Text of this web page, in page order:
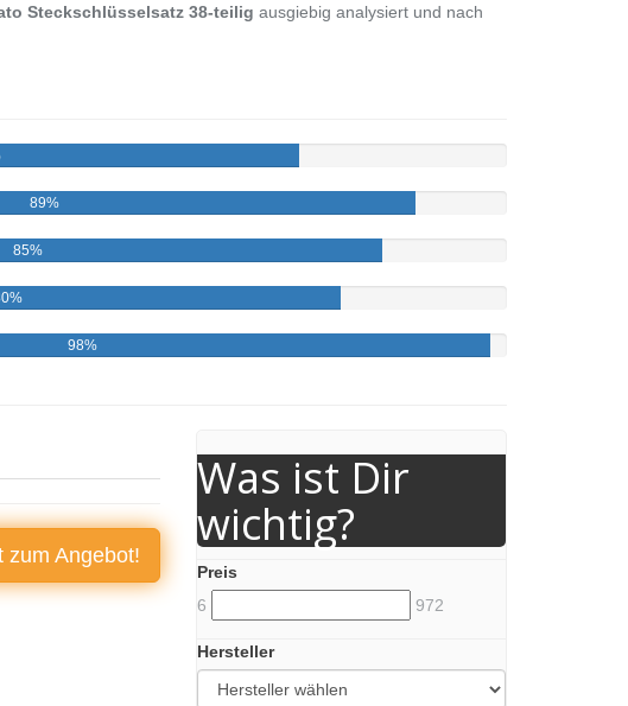
Steckschlüsselsatz 38-teilig ausgiebig analysiert und nach
89%
85%
98%
zum Angebot!
Was ist Dir
wichtig?
Preis
6
972
Hersteller